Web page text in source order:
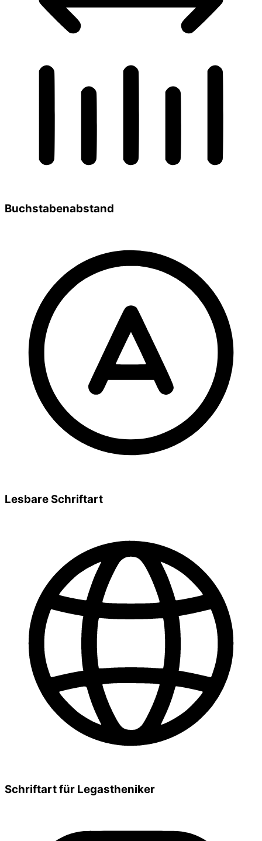
Buchstabenabstand
Lesbare Schriftart
Schriftart für Legastheniker